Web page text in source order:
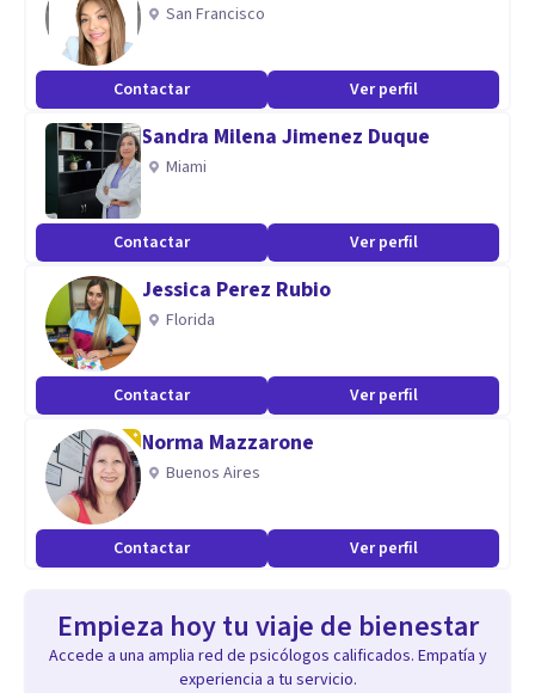
San Francisco
Contactar Ver perfil
Sandra Milena Jimenez Duque
Miami
Contactar Ver perfil
Jessica Perez Rubio
Florida
Contactar Ver perfil
Norma Mazzarone
Buenos Aires
Contactar Ver perfil
Empieza hoy tu viaje de bienestar
Accede a una amplia red de psicólogos calificados. Empatía y
experiencia a tu servicio.